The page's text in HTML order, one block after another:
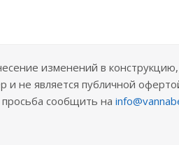
изменений в
и не является публичной
сообщить на